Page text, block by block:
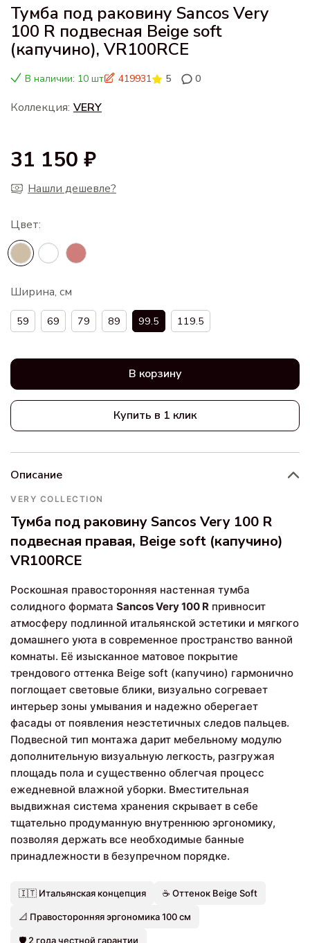
Тумба под раковину Sancos Very
100 R подвесная Beige soft
(капучино), VR100RCE
В наличии: 10 шт 419931 5 0
Коллекция: VERY
31 150 ₽
Нашли дешевле?
Ширина, см
59 69 79 89 99.5 119.5
В корзину
Купить в 1 клик
Описание
VERY COLLECTION
Тумба под раковину Sancos Very 100 R
подвесная правая, Beige soft (капучино)
VR100RCE
Роскошная правосторонняя настенная тумба
солидного формата Sancos Very 100 R привносит
атмосферу подлинной итальянской эстетики и мягкого
домашнего уюта в современное пространство ванной
комнаты. Её изысканное матовое покрытие
трендового оттенка Beige soft (капучино) гармонично
поглощает световые блики, визуально согревает
интерьер зоны умывания и надежно оберегает
фасады от появления неэстетичных следов пальцев.
Подвесной тип монтажа дарит мебельному модулю
дополнительную визуальную легкость, разгружая
площадь пола и существенно облегчая процесс
ежедневной влажной уборки. Вместительная
выдвижная система хранения скрывает в себе
тщательно продуманную внутреннюю эргономику,
позволяя держать все необходимые банные
принадлежности в безупречном порядке.
🇮🇹 Итальянская концепция ☕ Оттенок Beige Soft
📐 Правосторонняя эргономика 100 см
🛡️ 2 года честной гарантии